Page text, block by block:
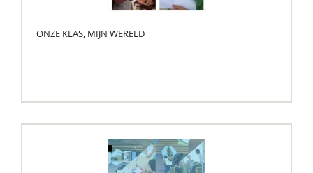
ONZE KLAS, MIJN WERELD